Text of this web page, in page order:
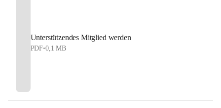
Unterstützendes Mitglied werden
PDF•0,1 MB